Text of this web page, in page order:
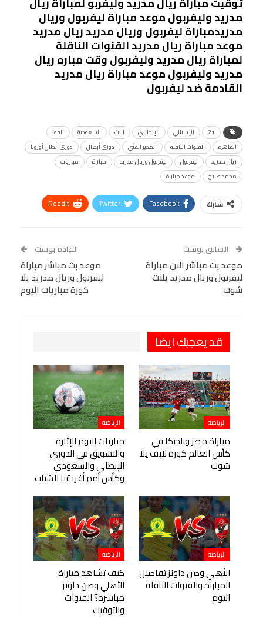
مدريد وليفربول موعد مباراة ليفربول وريال
مدريدمباراة ليفربول وريال مدريد ريال مدريد
موعد مباراة ريال مدريد القنوات الناقلة
لمباراة ريال مدريد وليفربول وقت مباره ريال
مدريد وليفربول موعد مباراة ريال مدريد
القادمة ضد ليفربول
21 الإسباني الإنجليزي البث السعودية
الفوز
القاهرة
القنوات الناقلة المدير الفني دوري أبطال
دوري أبطال أوروبا
ريال مدريد
ليفربول ليفربول وريال مدريد مباراة
مباريات
محمد صلاح
موعد مباراة
شارك Facebook
Twitter
ReddIt
Tumblr
البريد الإلكتروني
StumbleUpon
VK
Digg
LINE
BlackBerry
Viber
السابق بوست
موعد بث مباشر الان مباراة
ليفربول وريال مدريد يلات
شوت
القادم بوست
موعد بث مباشر مباراة
ليفربول وريال مدريد يلا
كورة مباريات اليوم
قد يعجبك ايضا
الرياضة
مباراة مصر وبلجيكا في
كأس العالم كورة لايف يلا
شوت
الرياضة
مباريات اليوم الإثارة
والتشويق في الدوري
الإيطالي والسعودي
وكأس أمم أفريقيا للشباب
الرياضة
الأهلي وصن داونز تفاصيل
المباراة والقنوات الناقلة
اليوم
الرياضة
كيف تشاهد مباراة
الأهلي وصن داونز
مباشرة؟ القنوات
والتوقيت